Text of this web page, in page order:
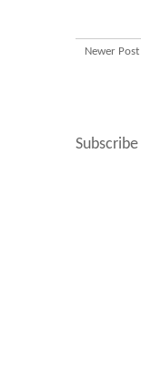
Newer Post